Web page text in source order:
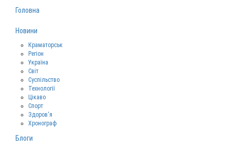
Головна
Новини
Краматорськ
Регіон
Україна
Світ
Суспільство
Технології
Цікаво
Спорт
Здоров‘я
Хронограф
Блоги